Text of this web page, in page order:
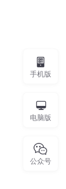
手机版
电脑版
公众号